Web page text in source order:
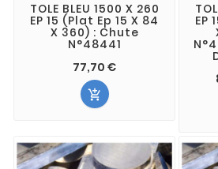
TOLE BLEU 1500 X 260
EP 15 (Plat Ep 15 X 84
X 360) : Chute
N°48441
77,70 €

EP